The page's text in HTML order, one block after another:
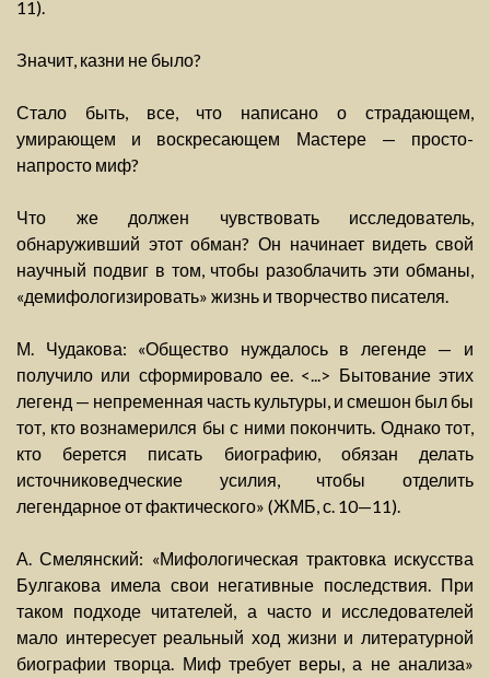
11).
Значит, казни не было?
Стало быть, все, что написано о страдающем,
умирающем и воскресающем Мастере — просто-
напросто миф?
Что же должен чувствовать исследователь,
обнаруживший этот обман? Он начинает видеть свой
научный подвиг в том, чтобы разоблачить эти обманы,
«демифологизировать» жизнь и творчество писателя.
М. Чудакова: «Общество нуждалось в легенде — и
получило или сформировало ее. <...> Бытование этих
легенд — непременная часть культуры, и смешон был бы
тот, кто вознамерился бы с ними покончить. Однако тот,
кто берется писать биографию, обязан делать
источниковедческие усилия, чтобы отделить
легендарное от фактического» (ЖМБ, с. 10—11).
А. Смелянский: «Мифологическая трактовка искусства
Булгакова имела свои негативные последствия. При
таком подходе читателей, а часто и исследователей
мало интересует реальный ход жизни и литературной
биографии творца. Миф требует веры, а не анализа»